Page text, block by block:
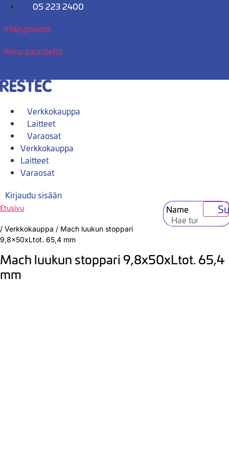
Mene
05 223 2400
Yhteystiedot
Anna palautetta
Verkkokauppa
Laitteet
Varaosat
Verkkokauppa
Laitteet
Varaosat
Kirjaudu sisään
Name
Etusivu
/ Verkkokauppa / Mach luukun stoppari
9,8x50xLtot. 65,4 mm
Mach luukun stoppari 9,8x50xLtot. 65,4
mm